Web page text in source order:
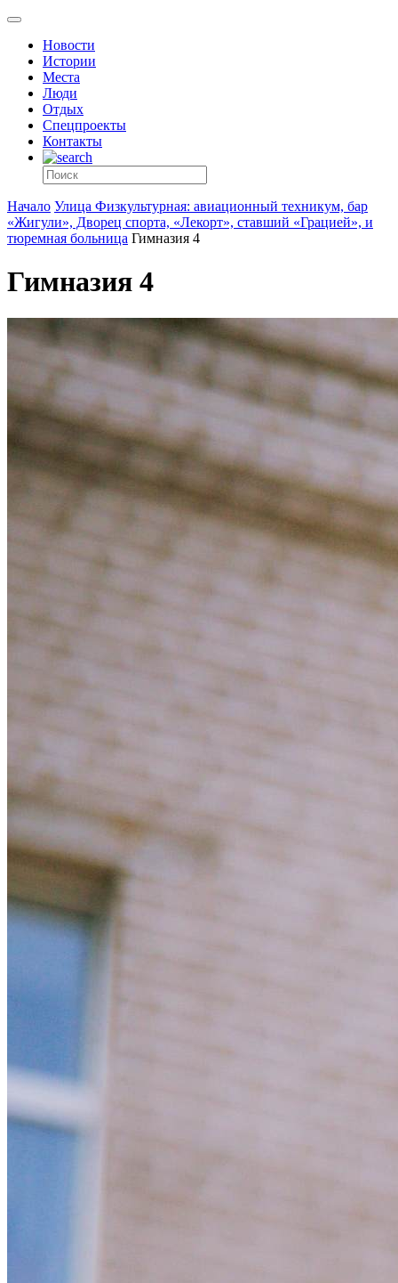
Новости
Истории
Места
Люди
Отдых
Спецпроекты
Контакты
Начало Улица Физкультурная: авиационный техникум, бар
«Жигули», Дворец спорта, «Лекорт», ставший «Грацией», и
тюремная больница Гимназия 4
Гимназия 4